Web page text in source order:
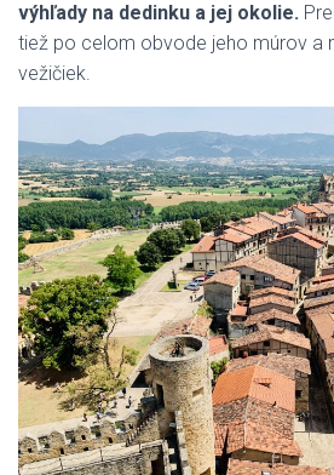
výhľady na dedinku a jej okolie.
tiež po celom obvode jeho múrov a
vežičiek.